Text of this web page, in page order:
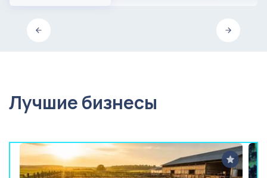
Лучшие бизнесы